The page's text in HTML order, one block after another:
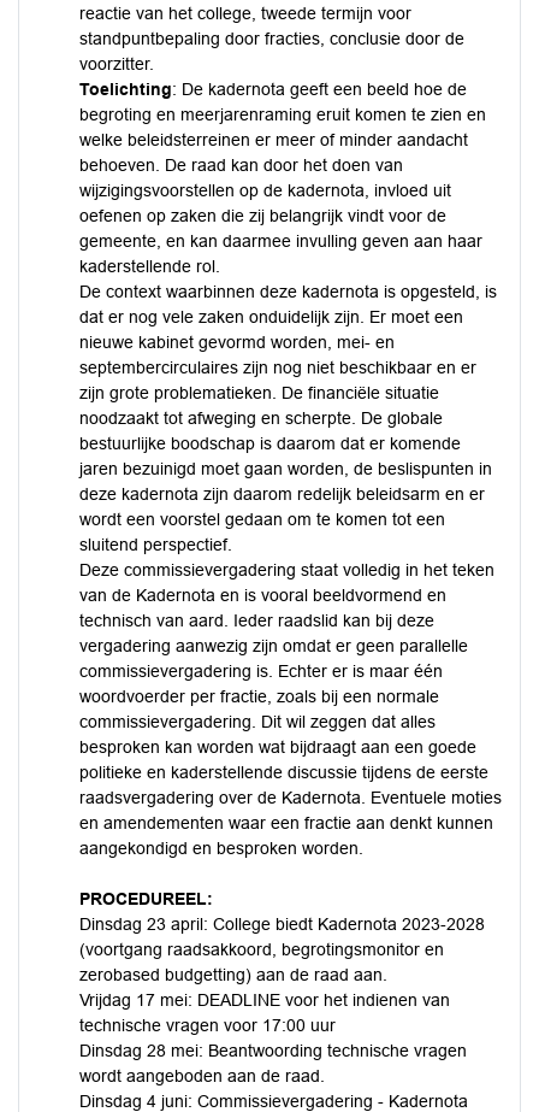
reactie van het college, tweede termijn voor
standpuntbepaling door fracties, conclusie door de
voorzitter.
Toelichting: De kadernota geeft een beeld hoe de
begroting en meerjarenraming eruit komen te zien en
welke beleidsterreinen er meer of minder aandacht
behoeven. De raad kan door het doen van
wijzigingsvoorstellen op de kadernota, invloed uit
oefenen op zaken die zij belangrijk vindt voor de
gemeente, en kan daarmee invulling geven aan haar
kaderstellende rol.
De context waarbinnen deze kadernota is opgesteld, is
dat er nog vele zaken onduidelijk zijn. Er moet een
nieuwe kabinet gevormd worden, mei- en
septembercirculaires zijn nog niet beschikbaar en er
zijn grote problematieken. De financiële situatie
noodzaakt tot afweging en scherpte. De globale
bestuurlijke boodschap is daarom dat er komende
jaren bezuinigd moet gaan worden, de beslispunten in
deze kadernota zijn daarom redelijk beleidsarm en er
wordt een voorstel gedaan om te komen tot een
sluitend perspectief.
Deze commissievergadering staat volledig in het teken
van de Kadernota en is vooral beeldvormend en
technisch van aard. Ieder raadslid kan bij deze
vergadering aanwezig zijn omdat er geen parallelle
commissievergadering is. Echter er is maar één
woordvoerder per fractie, zoals bij een normale
commissievergadering. Dit wil zeggen dat alles
besproken kan worden wat bijdraagt aan een goede
politieke en kaderstellende discussie tijdens de eerste
raadsvergadering over de Kadernota. Eventuele moties
en amendementen waar een fractie aan denkt kunnen
aangekondigd en besproken worden.
PROCEDUREEL:
Dinsdag 23 april: College biedt Kadernota 2023-2028
(voortgang raadsakkoord, begrotingsmonitor en
zerobased budgetting) aan de raad aan.
Vrijdag 17 mei: DEADLINE voor het indienen van
technische vragen voor 17:00 uur
Dinsdag 28 mei: Beantwoording technische vragen
wordt aangeboden aan de raad.
Dinsdag 4 juni: Commissievergadering - Kadernota